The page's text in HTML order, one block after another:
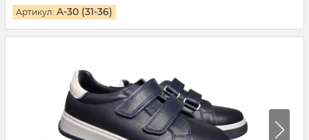
Артикул: A-30 (31-36)